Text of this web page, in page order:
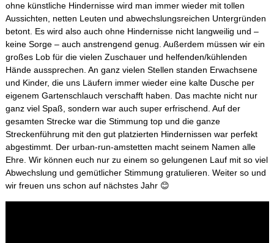
ohne künstliche Hindernisse wird man immer wieder mit tollen
Aussichten, netten Leuten und abwechslungsreichen Untergründen
betont. Es wird also auch ohne Hindernisse nicht langweilig und –
keine Sorge – auch anstrengend genug. Außerdem müssen wir ein
großes Lob für die vielen Zuschauer und helfenden/kühlenden
Hände aussprechen. An ganz vielen Stellen standen Erwachsene
und Kinder, die uns Läufern immer wieder eine kalte Dusche per
eigenem Gartenschlauch verschafft haben. Das machte nicht nur
ganz viel Spaß, sondern war auch super erfrischend. Auf der
gesamten Strecke war die Stimmung top und die ganze
Streckenführung mit den gut platzierten Hindernissen war perfekt
abgestimmt. Der urban-run-amstetten macht seinem Namen alle
Ehre. Wir können euch nur zu einem so gelungenen Lauf mit so viel
Abwechslung und gemütlicher Stimmung gratulieren. Weiter so und
wir freuen uns schon auf nächstes Jahr 😊